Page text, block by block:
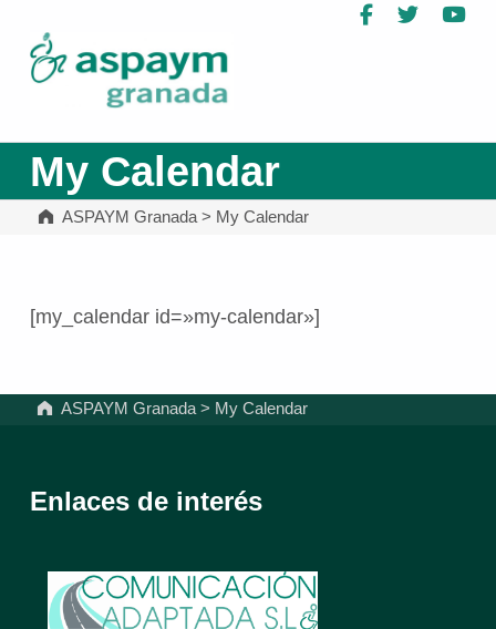
Facebook
Twitter
My Calendar
ASPAYM Granada> My Calendar
[my_calendar id=»my-calendar»]
ASPAYM Granada > My Calendar
Enlaces de interés